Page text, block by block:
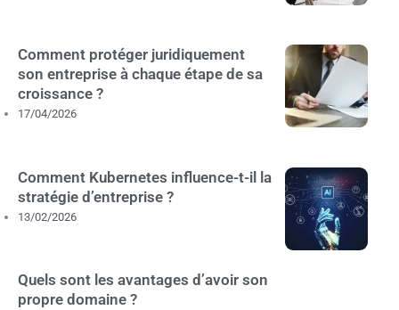
Comment protéger juridiquement
son entreprise à chaque étape de sa
croissance ?
17/04/2026
Comment Kubernetes influence-t-il la
stratégie d’entreprise ?
13/02/2026
Quels sont les avantages d’avoir son
propre domaine ?